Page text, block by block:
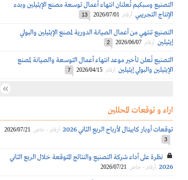
التصنيع وسبكيم تُعلنان انتهاء أعمال توسعة مصنع الإيثيلين وبدء
الإنتاج التجريبي أرقام 2026/07/01
13
التصنيع تنتهي من أعمال الصيانة الدورية لمصنع الإيثيلين والبولي
إيثيلين أرقام 2026/06/07
2
التصنيع تُعلن تأخير موعد انتهاء أعمال التوسعة والصيانة لمصنع
الإيثيلين والبولي إيثيلين أرقام 2026/04/15
7
اراء و توقعات المحللين
توقعات أوبار كابيتال لأرباح الربع الثاني 2026 أرقام - خاص 2026/07/21
3
نظرة على أداء شركة التصنيع والنتائج المتوقعة خلال الربع الثاني
2026 أرقام - خاص 2026/07/21